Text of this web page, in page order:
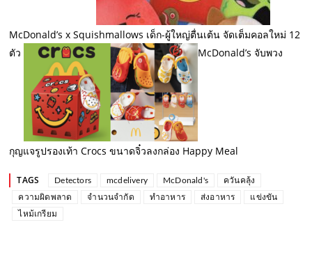
McDonald’s x Squishmallows เด็ก-ผู้ใหญ่ตื่นเต้น จัดเต็มคอลใหม่ 12
ตัว
McDonald’s จับพวง
กุญแจรูปรองเท้า Crocs ขนาดจิ๋วลงกล่อง Happy Meal
TAGS Detectors mcdelivery McDonald's
ควันคลุ้ง
ความผิดพลาด
จำนวนจำกัด ทำอาหาร ส่งอาหาร
แข่งขัน
ไหม้เกรียม